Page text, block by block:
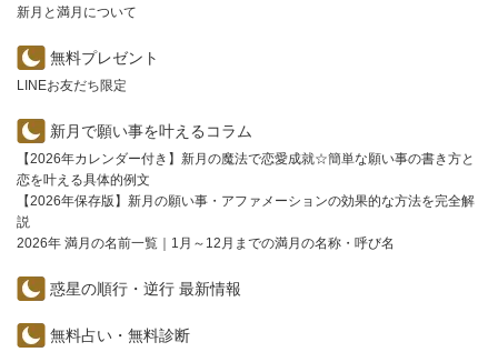
新月と満月について
無料プレゼント
LINEお友だち限定
新月で願い事を叶えるコラム
【2026年カレンダー付き】新月の魔法で恋愛成就☆簡単な願い事の書き方と
恋を叶える具体的例文
【2026年保存版】新月の願い事・アファメーションの効果的な方法を完全解
説
2026年 満月の名前一覧｜1月～12月までの満月の名称・呼び名
惑星の順行・逆行 最新情報
無料占い・無料診断